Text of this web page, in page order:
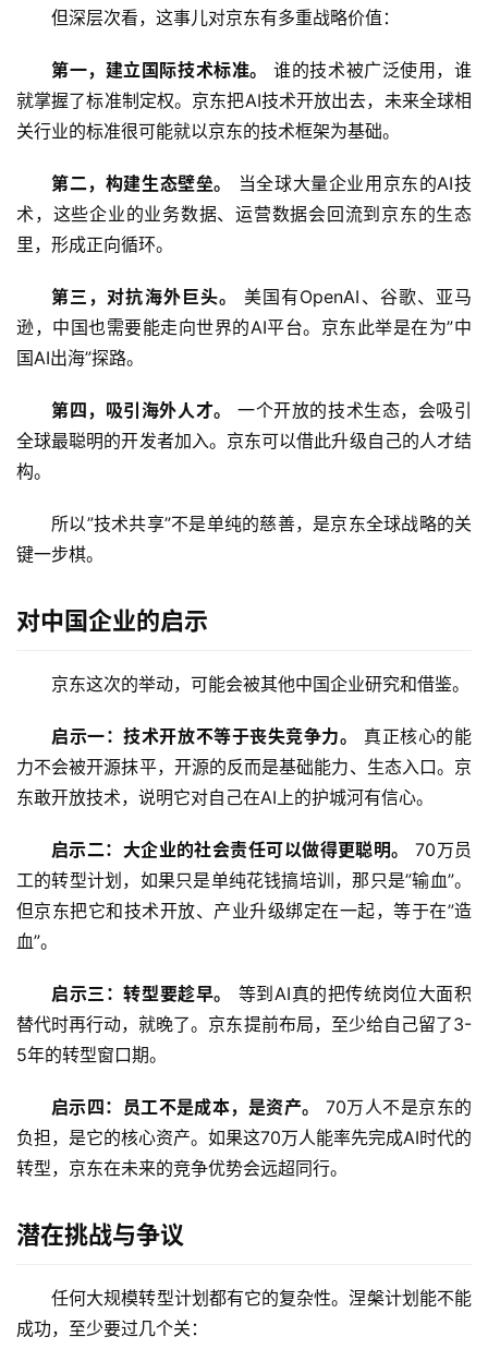
报
源
项
应
行
好
模
型
报
但深层次看，这事儿对京东有多重战略价值：
第一，建立国际技术标准。
谁的技术被广泛使用，谁
就掌握了标准制定权。京东把AI技术开放出去，未来全球相
关行业的标准很可能就以京东的技术框架为基础。
第二，构建生态壁垒。
当全球大量企业用京东的AI技
术，这些企业的业务数据、运营数据会回流到京东的生态
里，形成正向循环。
第三，对抗海外巨头。
美国有OpenAI、谷歌、亚马
逊，中国也需要能走向世界的AI平台。京东此举是在为”中
国AI出海”探路。
第四，吸引海外人才。
一个开放的技术生态，会吸引
全球最聪明的开发者加入。京东可以借此升级自己的人才结
构。
所以”技术共享”不是单纯的慈善，是京东全球战略的关
键一步棋。
对中国企业的启示
京东这次的举动，可能会被其他中国企业研究和借鉴。
启示一：技术开放不等于丧失竞争力。
真正核心的能
力不会被开源抹平，开源的反而是基础能力、生态入口。京
东敢开放技术，说明它对自己在AI上的护城河有信心。
启示二：大企业的社会责任可以做得更聪明。
70万员
工的转型计划，如果只是单纯花钱搞培训，那只是”输血”。
但京东把它和技术开放、产业升级绑定在一起，等于在”造
血”。
启示三：转型要趁早。
等到AI真的把传统岗位大面积
替代时再行动，就晚了。京东提前布局，至少给自己留了3-
5年的转型窗口期。
启示四：员工不是成本，是资产。
70万人不是京东的
负担，是它的核心资产。如果这70万人能率先完成AI时代的
转型，京东在未来的竞争优势会远超同行。
潜在挑战与争议
任何大规模转型计划都有它的复杂性。涅槃计划能不能
成功，至少要过几个关：